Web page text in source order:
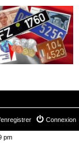
Connexion
pm